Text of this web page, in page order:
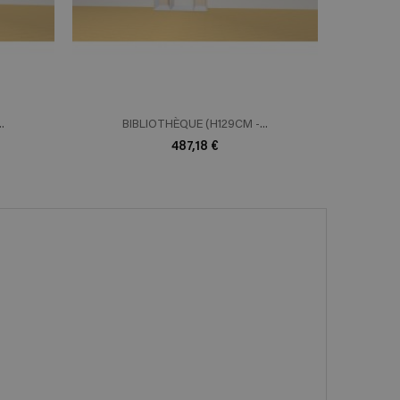
BIBLIOTHÈQUE (H129CM -...
487,18 €